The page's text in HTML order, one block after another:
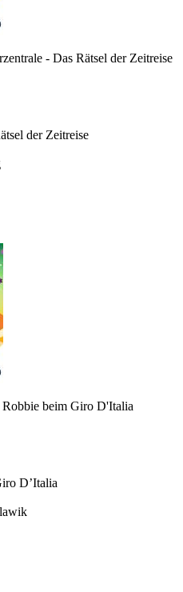
- Das Rätsel der Zeitreise
der Zeitreise
beim Giro D'Italia
D’Italia